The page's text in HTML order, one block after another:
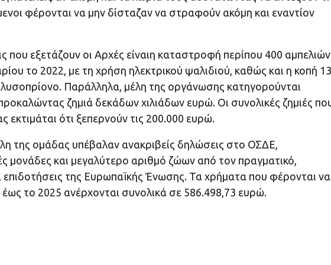
φέρονται να μην δίσταζαν να στραφούν ακόμη και εναντίον
εξετάζουν οι Αρχές είναιη καταστροφή περίπου 400 αμπελιών
το 2022, με τη χρήση ηλεκτρικού ψαλιδιού, καθώς και η κοπή
Παράλληλα, μέλη της οργάνωσης κατηγορούνται
ζημιά δεκάδων χιλιάδων ευρώ. Οι συνολικές ζημιές
ότι ξεπερνούν τις 200.000 ευρώ.
της ομάδας υπέβαλαν ανακριβείς δηλώσεις στο ΟΣΔΕ,
μονάδες και μεγαλύτερο αριθμό ζώων από τον πραγματικό,
της Ευρωπαϊκής Ένωσης. Τα χρήματα που φέρονται να
το 2025 ανέρχονται συνολικά σε 586.498,73 ευρώ.